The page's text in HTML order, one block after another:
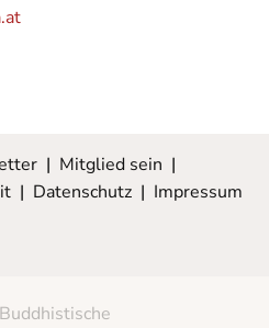
| Mitglied sein |
| Datenschutz| Impressum